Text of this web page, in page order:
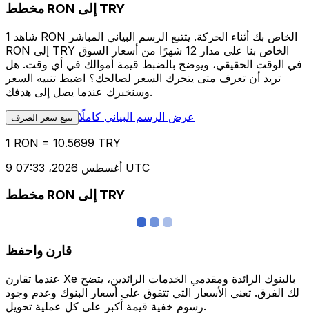
مخطط RON إلى TRY
شاهد 1 RON الخاص بك أثناء الحركة. يتتبع الرسم البياني المباشر
RON إلى TRY الخاص بنا على مدار 12 شهرًا من أسعار السوق
في الوقت الحقيقي، ويوضح بالضبط قيمة أموالك في أي وقت. هل
تريد أن تعرف متى يتحرك السعر لصالحك؟ اضبط تنبيه السعر
وسنخبرك عندما يصل إلى هدفك.
تتبع سعر الصرف عرض الرسم البياني كاملًا
1 RON = 10.5699 TRY
9 أغسطس 2026، 07:33 UTC
مخطط RON إلى TRY
قارن واحفظ
عندما تقارن Xe بالبنوك الرائدة ومقدمي الخدمات الرائدين، يتضح
لك الفرق. تعني الأسعار التي تتفوق على أسعار البنوك وعدم وجود
رسوم خفية قيمة أكبر على كل عملية تحويل.